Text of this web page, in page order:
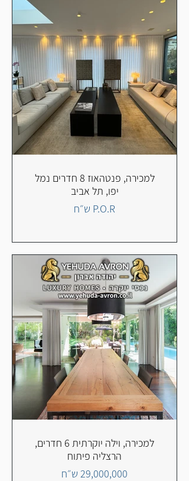
למכירה, פנטהאוז 8 חדרים נמל
יפו, תל אביב
P.O.R ש״ח
למכירה, וילה יוקרתית 6 חדרים,
הרצליה פיתוח
29,000,000 ש״ח